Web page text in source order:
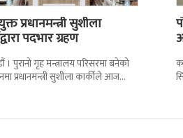
प्रधानमन्त्री सुशीला
पदभार ग्रहण
। पुरानो गृह मन्त्रालय परिसरमा बनेको
प्रधानमन्त्री सुशीला कार्कीले आज